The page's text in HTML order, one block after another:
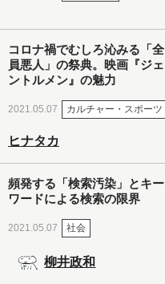
コロナ禍でむしろ沁みる「全
員悪人」の祭典。映画『ジェ
ントルメン』の魅力
2021.05.07 カルチャー・スポーツ
ヒナタカ
頻発する「検索汚染」とキー
ワードによる検索の限界
2021.05.07 社会
柳井政和